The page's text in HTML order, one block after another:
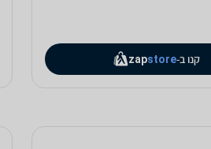
קנו ב- zapstore